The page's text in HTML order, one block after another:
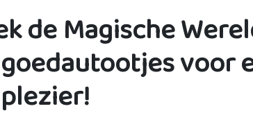
de Magische
voor